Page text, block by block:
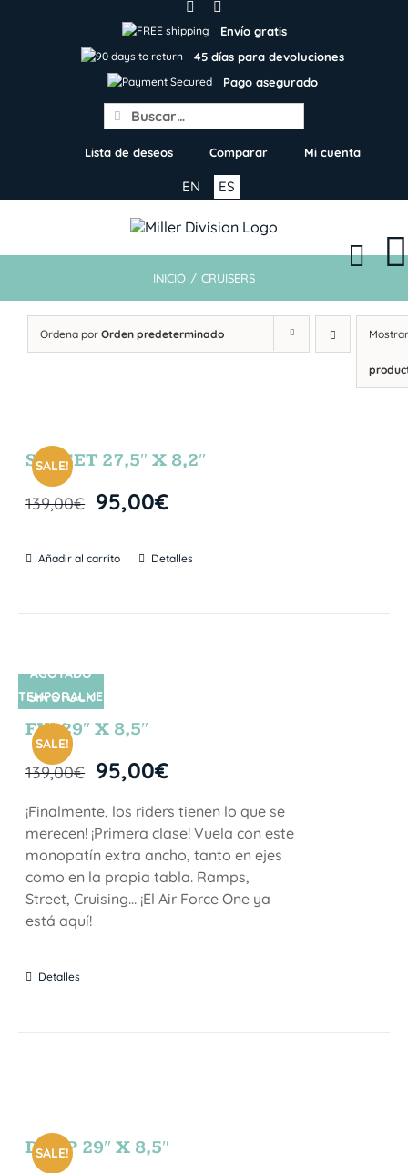
Envío gratis
45 días para devoluciones
Pago asegurado
Search
for:
Lista de deseos Comparar Mi cuenta
ES
EN
INICIO / CRUISERS
Ordena por Orden predeterminado
SALE!
SUNSET 27,5″ X 8,2″
139,00€ 95,00€
Añadir al carrito Detalles
SIN STOCK
SALE!
AGOTADO
TEMPORALME
NTE
FIJI 29″ X 8,5″
139,00€ 95,00€
¡Finalmente, los riders tienen lo que se
merecen! ¡Primera clase! Vuela con este
monopatín extra ancho, tanto en ejes
como en la propia tabla. Ramps,
Street, Cruising… ¡El Air Force One ya
está aquí!
Detalles
SALE!
DROP 29″ X 8,5″